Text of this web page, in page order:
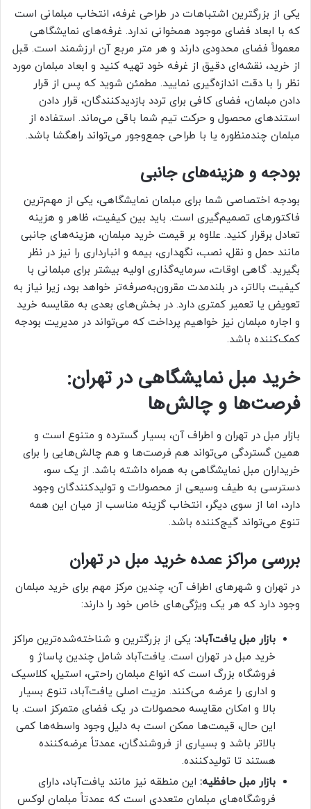
یکی از بزرگترین اشتباهات در طراحی غرفه، انتخاب مبلمانی است
که با ابعاد فضای موجود همخوانی ندارد. غرفه‌های نمایشگاهی
معمولاً فضای محدودی دارند و هر متر مربع آن ارزشمند است. قبل
از خرید، نقشه‌ای دقیق از غرفه خود تهیه کنید و ابعاد مبلمان مورد
نظر را با دقت اندازه‌گیری نمایید. مطمئن شوید که پس از قرار
دادن مبلمان، فضای کافی برای تردد بازدیدکنندگان، قرار دادن
استندهای محصول و حرکت تیم شما باقی می‌ماند. استفاده از
مبلمان چندمنظوره یا با طراحی جمع‌وجور می‌تواند راهگشا باشد.
بودجه و هزینه‌های جانبی
بودجه اختصاصی شما برای مبلمان نمایشگاهی، یکی از مهم‌ترین
فاکتورهای تصمیم‌گیری است. باید بین کیفیت، ظاهر و هزینه
تعادل برقرار کنید. علاوه بر قیمت خرید مبلمان، هزینه‌های جانبی
مانند حمل و نقل، نصب، نگهداری، بیمه و انبارداری را نیز در نظر
بگیرید. گاهی اوقات، سرمایه‌گذاری اولیه بیشتر برای مبلمانی با
کیفیت بالاتر، در بلندمدت مقرون‌به‌صرفه‌تر خواهد بود، زیرا نیاز به
تعویض یا تعمیر کمتری دارد. در بخش‌های بعدی به مقایسه خرید
و اجاره مبلمان نیز خواهیم پرداخت که می‌تواند در مدیریت بودجه
کمک‌کننده باشد.
خرید مبل نمایشگاهی در تهران:
فرصت‌ها و چالش‌ها
بازار مبل در تهران و اطراف آن، بسیار گسترده و متنوع است و
همین گستردگی می‌تواند هم فرصت‌ها و هم چالش‌هایی را برای
خریداران مبل نمایشگاهی به همراه داشته باشد. از یک سو،
دسترسی به طیف وسیعی از محصولات و تولیدکنندگان وجود
دارد، اما از سوی دیگر، انتخاب گزینه مناسب از میان این همه
تنوع می‌تواند گیج‌کننده باشد.
بررسی مراکز عمده خرید مبل در تهران
در تهران و شهرهای اطراف آن، چندین مرکز مهم برای خرید مبلمان
وجود دارد که هر یک ویژگی‌های خاص خود را دارند:
بازار مبل یافت‌آباد: یکی از بزرگترین و شناخته‌شده‌ترین مراکز
خرید مبل در تهران است. یافت‌آباد شامل چندین پاساژ و
فروشگاه بزرگ است که انواع مبلمان راحتی، استیل، کلاسیک
و اداری را عرضه می‌کنند. مزیت اصلی یافت‌آباد، تنوع بسیار
بالا و امکان مقایسه محصولات در یک فضای متمرکز است. با
این حال، قیمت‌ها ممکن است به دلیل وجود واسطه‌ها کمی
بالاتر باشد و بسیاری از فروشندگان، عمدتاً عرضه‌کننده
هستند تا تولیدکننده.
بازار مبل حافظیه: این منطقه نیز مانند یافت‌آباد، دارای
فروشگاه‌های مبلمان متعددی است که عمدتاً مبلمان لوکس